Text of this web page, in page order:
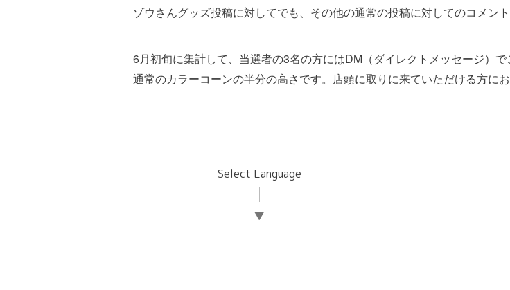
ゾウさんグッズ投稿に対してでも、その他の通常の投稿に対してのコメン
6月初旬に集計して、当選者の3名の方にはDM（ダイレクトメッセージ）で
通常のカラーコーンの半分の高さです。店頭に取りに来ていただける方にお
Select Language
▼